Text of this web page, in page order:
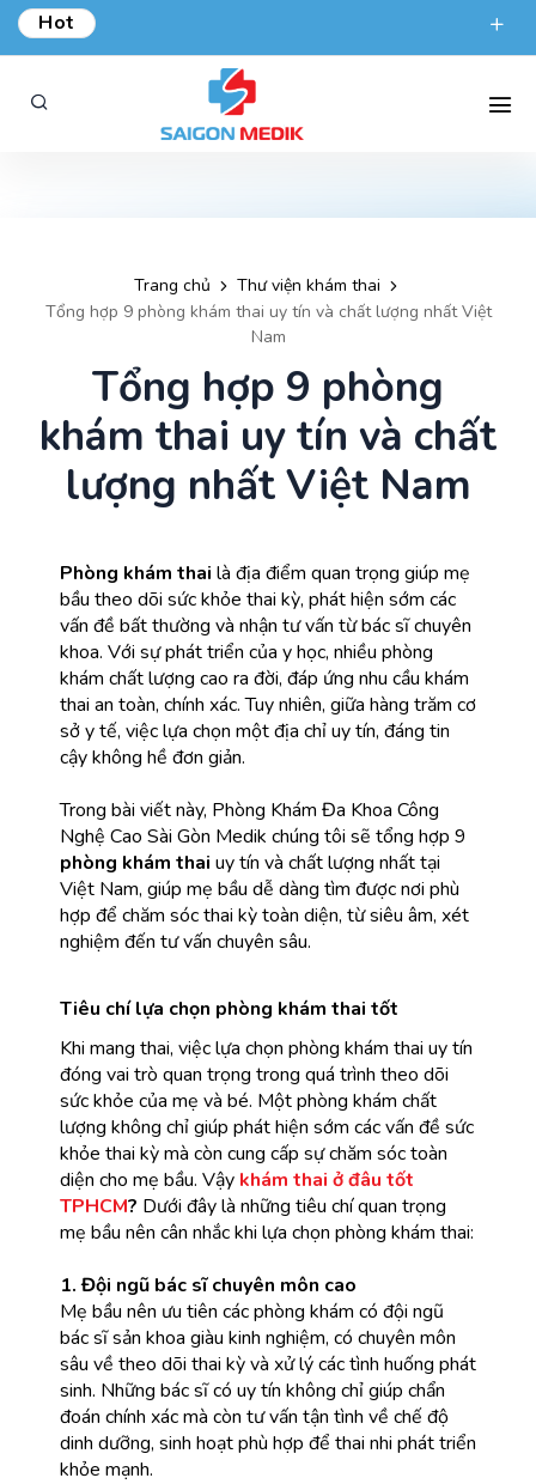
Hot
ƯU ĐÃI KHÁM TỔNG QUÁT TẠI SÀI GÒN MEDIK.
phongkham@saigonmedik.com 19005175
Trang chủ
Thư viện khám thai
Tổng hợp 9 phòng khám thai uy tín và chất lượng nhất Việt
Nam
Tổng hợp 9 phòng
khám thai uy tín và chất
lượng nhất Việt Nam
Phòng khám thai là địa điểm quan trọng giúp mẹ
bầu theo dõi sức khỏe thai kỳ, phát hiện sớm các
vấn đề bất thường và nhận tư vấn từ bác sĩ chuyên
khoa. Với sự phát triển của y học, nhiều phòng
khám chất lượng cao ra đời, đáp ứng nhu cầu khám
thai an toàn, chính xác. Tuy nhiên, giữa hàng trăm cơ
sở y tế, việc lựa chọn một địa chỉ uy tín, đáng tin
cậy không hề đơn giản.
Trong bài viết này, Phòng Khám Đa Khoa Công
phòng khám thai uy tín và chất lượng nhất tại
Việt Nam, giúp mẹ bầu dễ dàng tìm được nơi phù
hợp để chăm sóc thai kỳ toàn diện, từ siêu âm, xét
nghiệm đến tư vấn chuyên sâu.
Tiêu chí lựa chọn phòng khám thai tốt
Khi mang thai, việc lựa chọn phòng khám thai uy tín
đóng vai trò quan trọng trong quá trình theo dõi
sức khỏe của mẹ và bé. Một phòng khám chất
lượng không chỉ giúp phát hiện sớm các vấn đề sức
khỏe thai kỳ mà còn cung cấp sự chăm sóc toàn
diện cho mẹ bầu. Vậy khám thai ở đâu tốt
TPHCM? Dưới đây là những tiêu chí quan trọng
mẹ bầu nên cân nhắc khi lựa chọn phòng khám thai:
1. Đội ngũ bác sĩ chuyên môn cao
Mẹ bầu nên ưu tiên các phòng khám có đội ngũ
bác sĩ sản khoa giàu kinh nghiệm, có chuyên môn
sâu về theo dõi thai kỳ và xử lý các tình huống phát
sinh. Những bác sĩ có uy tín không chỉ giúp chẩn
đoán chính xác mà còn tư vấn tận tình về chế độ
dinh dưỡng, sinh hoạt phù hợp để thai nhi phát triển
khỏe mạnh.